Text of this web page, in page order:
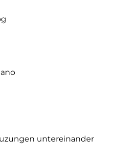
untereinander